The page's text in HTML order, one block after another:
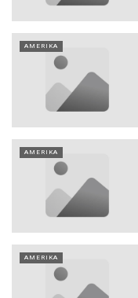
AMERIKA
AMERIKA
AMERIKA